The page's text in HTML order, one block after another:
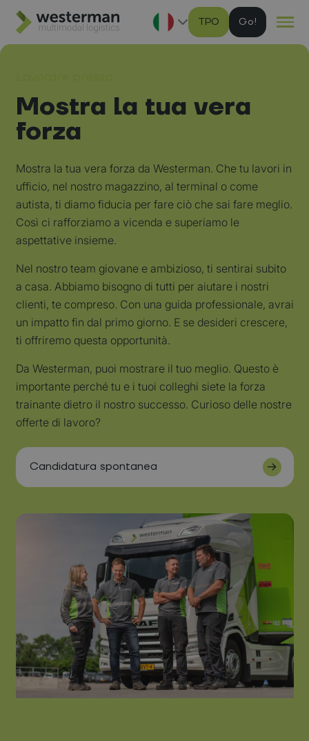
TPO
Mostra la tua vera
forza
Mostra la tua vera forza da Westerman. Che tu lavori in
ufficio, nel nostro magazzino, al terminal o come
autista, ti diamo fiducia per fare ciò che sai fare meglio.
Così ci rafforziamo a vicenda e superiamo le
aspettative insieme.
Nel nostro team giovane e ambizioso, ti sentirai subito
a casa. Abbiamo bisogno di tutti per aiutare i nostri
clienti, te compreso. Con una guida professionale, avrai
un impatto fin dal primo giorno. E se desideri crescere,
ti offriremo questa opportunità.
Da Westerman, puoi mostrare il tuo meglio. Questo è
importante perché tu e i tuoi colleghi siete la forza
trainante dietro il nostro successo. Curioso delle nostre
offerte di lavoro?
Candidatura spontanea
Ga naar hoofdinhoud